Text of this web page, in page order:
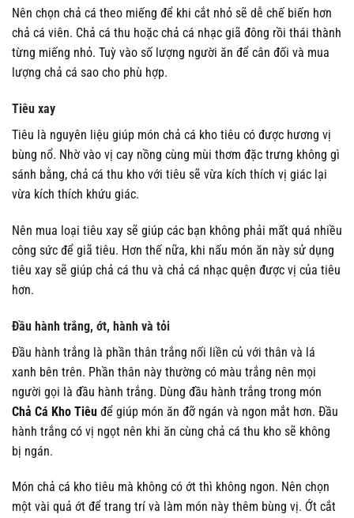
Nên chọn chả cá theo miếng để khi cắt nhỏ sẽ dễ chế biến hơn
chả cá viên. Chả cá thu hoặc chả cá nhạc giã đông rồi thái thành
từng miếng nhỏ. Tuỳ vào số lượng người ăn để cân đối và mua
lượng chả cá sao cho phù hợp.
Tiêu xay
Tiêu là nguyên liệu giúp món chả cá kho tiêu có được hương vị
bùng nổ. Nhờ vào vị cay nồng cùng mùi thơm đặc trưng không gì
sánh bằng, chả cá thu kho với tiêu sẽ vừa kích thích vị giác lại
vừa kích thích khứu giác.
Nên mua loại tiêu xay sẽ giúp các bạn không phải mất quá nhiều
công sức để giã tiêu. Hơn thế nữa, khi nấu món ăn này sử dụng
tiêu xay sẽ giúp chả cá thu và chả cá nhạc quện được vị của tiêu
hơn.
Đầu hành trắng, ớt, hành và tỏi
Đầu hành trắng là phần thân trắng nối liền củ với thân và lá
xanh bên trên. Phần thân này thường có màu trắng nên mọi
người gọi là đầu hành trắng. Dùng đầu hành trắng trong món
Chả Cá Kho Tiêu để giúp món ăn đỡ ngán và ngon mắt hơn. Đầu
hành trắng có vị ngọt nên khi ăn cùng chả cá thu kho sẽ không
bị ngán.
Món chả cá kho tiêu mà không có ớt thì không ngon. Nên chọn
một vài quả ớt để trang trí và làm món này thêm bùng vị. Ớt cắt